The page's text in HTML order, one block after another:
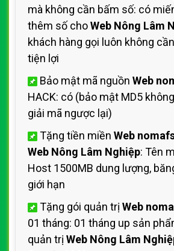
mà không cần bấm số: có
thêm số choWeb Nông Lâm
khách hàng gọi luôn không
tiện lợi
Bảo mật mã nguồn Web
HACK: có (bảo mật MD5
giải mã ngược lại)
Tặng tiền miền Web
Web Nông Lâm Nghiệp: Tên
Host 1500MB dung lượng,
giới hạn
Tặng gói quản trị Web
01 tháng: 01 tháng up sản
quản trị Web Nông Lâm